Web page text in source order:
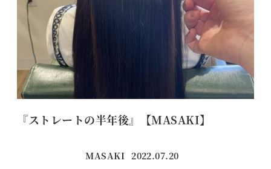
『ストレートの半年後』【MASAKI】
MASAKI 投稿日
2022.07.20